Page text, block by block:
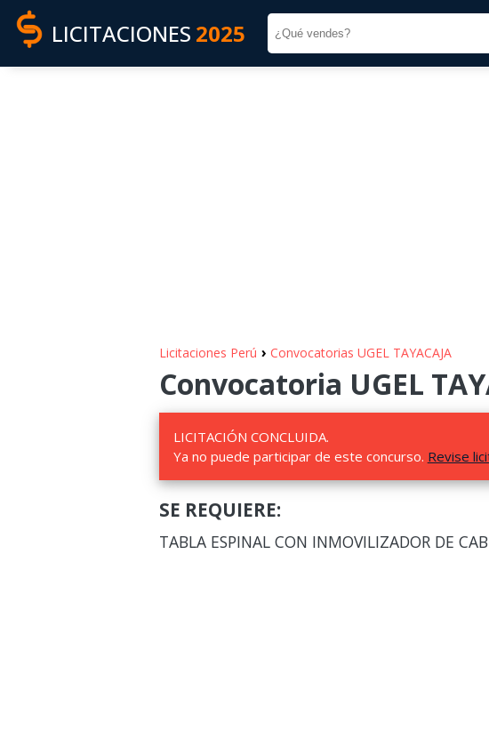
LICITACIONES 2025
Licitaciones Perú › Convocatorias UGEL TAYACAJA
Convocatoria UGEL
LICITACIÓN CONCLUIDA.
Ya no puede participar de este concurso. Revise
SE REQUIERE:
TABLA ESPINAL CON INMOVILIZADOR DE